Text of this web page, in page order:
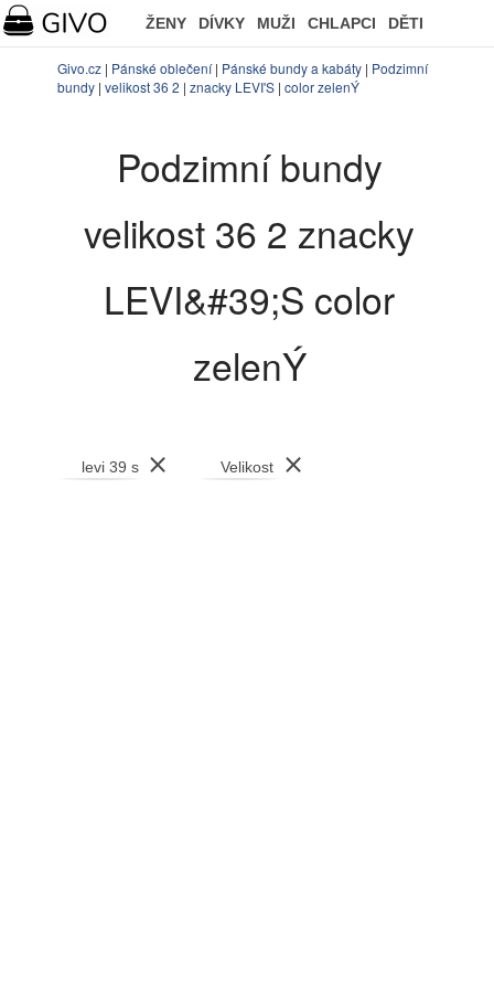
ŽENY DÍVKY MUŽI CHLAPCI DĚTI
Givo.cz | Pánské oblečení| Pánské bundy a kabáty | Podzimní
bundy | velikost 36 2 | znacky LEVI'S | color zelenÝ
Podzimní bundy
velikost 36 2 znacky
LEVI&#39;S color
zelenÝ
levi 39 s ⨯ Velikost ⨯